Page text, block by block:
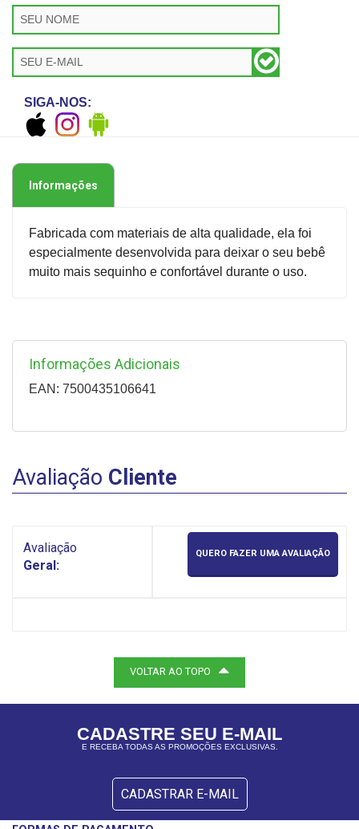
SIGA-NOS:
Informações
Fabricada com materiais de alta qualidade, ela foi
especialmente desenvolvida para deixar o seu bebê
muito mais sequinho e confortável durante o uso.
Informações Adicionais
EAN: 7500435106641
Avaliação Cliente
Avaliação
Geral:
QUERO FAZER UMA AVALIAÇÃO
VOLTAR AO TOPO
CADASTRE SEU E-MAIL
E RECEBA TODAS AS PROMOÇÕES EXCLUSIVAS.
CADASTRAR E-MAIL